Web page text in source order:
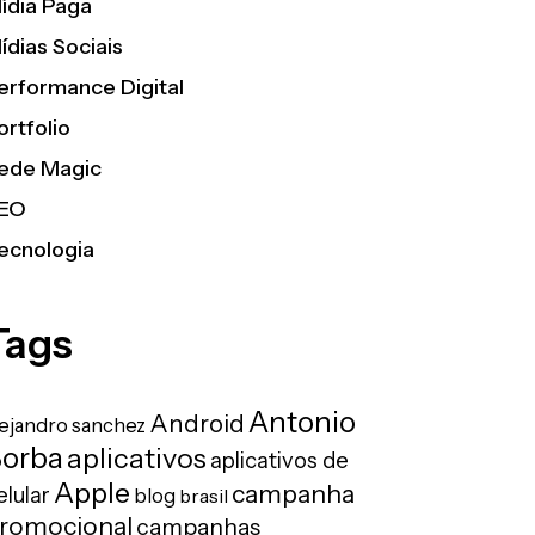
Paga
Sociais
Digital
Magic
sanchez Android Antonio
aplicativos aplicativos de
Apple blog brasil campanha
campanhas